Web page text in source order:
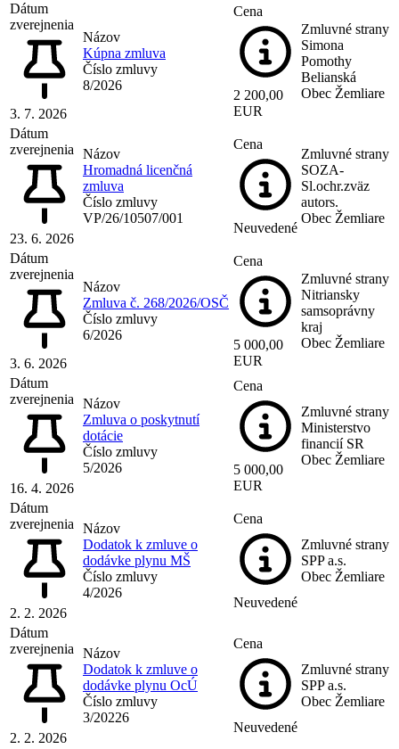
Dátum
zverejnenia
3. 7. 2026
Názov
Kúpna zmluva
Číslo zmluvy
8/2026
Cena
2 200,00
EUR
Zmluvné strany
Simona
Pomothy
Belianská
Obec Žemliare
Dátum
zverejnenia
23. 6. 2026
Názov
Hromadná licenčná
zmluva
Číslo zmluvy
VP/26/10507/001
Cena
Neuvedené
Zmluvné strany
SOZA-
Sl.ochr.zväz
autors.
Obec Žemliare
Dátum
zverejnenia
3. 6. 2026
Názov
Zmluva č. 268/2026/OSČ
Číslo zmluvy
6/2026
Cena
5 000,00
EUR
Zmluvné strany
Nitriansky
samsoprávny
kraj
Obec Žemliare
Dátum
zverejnenia
16. 4. 2026
Názov
Zmluva o poskytnutí
dotácie
Číslo zmluvy
5/2026
Cena
5 000,00
EUR
Zmluvné strany
Ministerstvo
financií SR
Obec Žemliare
Dátum
zverejnenia
2. 2. 2026
Názov
Dodatok k zmluve o
dodávke plynu MŠ
Číslo zmluvy
4/2026
Cena
Neuvedené
Zmluvné strany
SPP a.s.
Obec Žemliare
Dátum
zverejnenia
2. 2. 2026
Názov
Dodatok k zmluve o
dodávke plynu OcÚ
Číslo zmluvy
3/20226
Cena
Neuvedené
Zmluvné strany
SPP a.s.
Obec Žemliare